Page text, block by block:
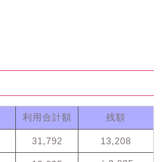
利用合計額 残額
31,792 13,208